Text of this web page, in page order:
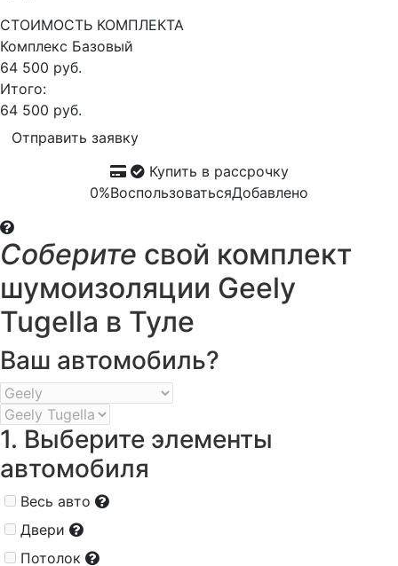
СТОИМОСТЬ КОМПЛЕКТА
Комплекс Базовый
64 500 руб.
Итого:
64 500 руб.
Отправить заявку
Купить в рассрочку
0%ВоспользоватьсяДобавлено
Соберите свой комплект
шумоизоляции Geely
Tugella в Туле
Ваш автомобиль?
1. Выберите элементы
автомобиля
Весь авто
Двери
Потолок